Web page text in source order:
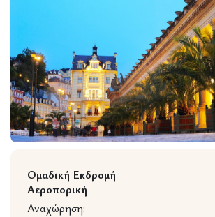
Wildlife
Ομαδική Εκδρομή
Αεροπορική
Αναχώρηση: